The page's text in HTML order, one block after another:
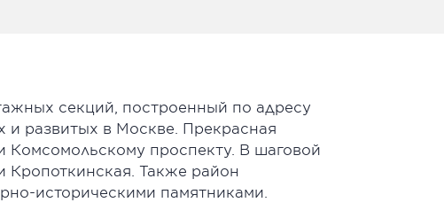
секций, построенный по адресу
и развитых в Москве. Прекрасная
Комсомольскому проспекту. В шаговой
Кропоткинская. Также район
историческими памятниками.